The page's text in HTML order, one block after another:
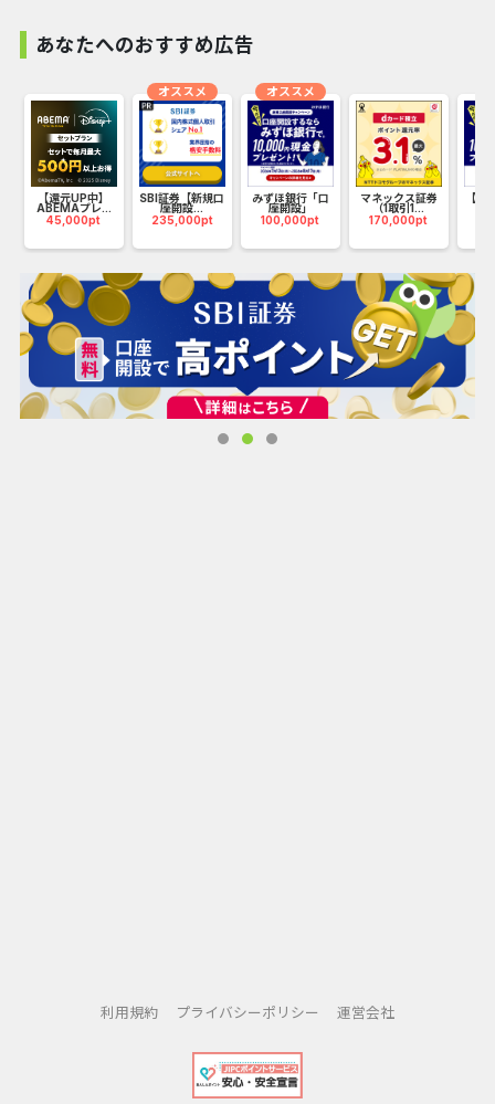
プラン開始でき、自己理解からゴール設計、行動・内省習慣
望むキャリアへの一歩を確実に後押しします。
ビジネス経験のある方からも選ばれている信頼性の高いキャ
リアコーチングサービスです。
あなたへのおすすめ広告
【還元UP中】
ABEMAプレ...
45,000pt
SBI証券【新規口
座開設...
235,000pt
オススメ
みずほ銀行「口
座開設」
100,000pt
オススメ
マネックス証券
（1取引1...
170,000pt
【リ
利用規約 プライバシーポリシー 運営会社